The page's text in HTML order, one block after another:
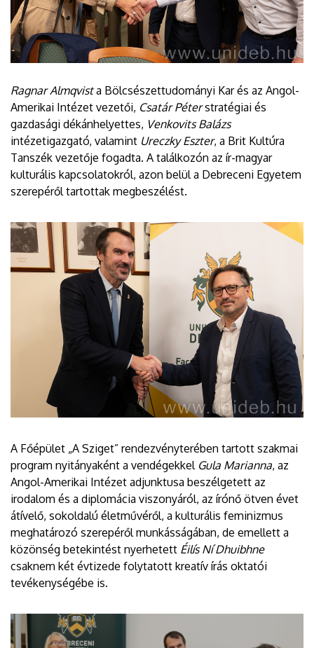
Ragnar Almqvista Bölcsészettudományi Kar és az Angol-
Amerikai Intézet vezetői, Csatár Péterstratégiai és
gazdasági dékánhelyettes, Venkovits Balázs
intézetigazgató, valamint Ureczky Eszter, a Brit Kultúra
Tanszék vezetője fogadta. A találkozón az ír-magyar
kulturális kapcsolatokról, azon belül a Debreceni Egyetem
szerepéről tartottak megbeszélést.
A Főépület „A Sziget” rendezvényterében tartott szakmai
program nyitányaként a vendégekkel Gula Marianna, az
Angol-Amerikai Intézet adjunktusa beszélgetett az
irodalom és a diplomácia viszonyáról, az írónő ötven évet
átívelő, sokoldalú életművéről, a kulturális feminizmus
meghatározó szerepéről munkásságában, de emellett a
közönség betekintést nyerhetett Éilís Ní Dhuibhne
csaknem két évtizede folytatott kreatív írás oktatói
tevékenységébe is.